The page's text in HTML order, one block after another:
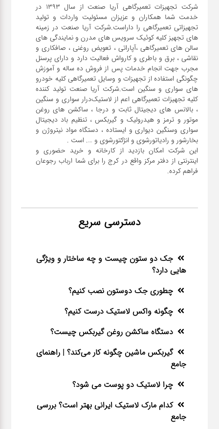
شرکت تجهیزات تعمیرگاهی آریا صنعت از سال ۱۳۹۳ در
خدمت شما همکاران و عزیزان مسئولیت واردات و تولید
تجهیزاتی تعمیرگاهی را داراست.شرکت آریا صنعت در زمینه
های تجهیز کلیه کوئیک سرویس های مدرن و نمایندگی های
سالن های تعمیرگاهی ،آپاراتی ، تعویض روغنی ، صافکاری و
نقاشی ، برق و باطری و کارواش فعالیت دارد و دارای پرسنل
مجرب جهت انجام خدمات پس از فروش ده ساله و آموزش
چگونگی استفاده از تجهیزات و وسایل تعمیرگاهی کلیه خودرو
های سواری و سنگین است.شرکت آریا صنعت تولید کننده
کلیه تجهیزات تعمیرگاهی اعم از لاستیک‌درار سواری و ‌سنگین
، بالانس های دیجیتال ثابت و درجا ، ساکشن های روغن
موتور و ترمز و هیدرولیک و گیربکس ، تنظیم باد دیجیتال
سواری و‌سنگین دیواری و ایستاده ، دستگاه مواد نیتروژن و
این شرکت امکان بازدید از کارخانه و خرید حضوری و
اینترنتی از دفتر مرکز واقع در کرج را برای شما ارباب رجوعان
فراهم کرده.
دسترسی سریع
جک دو ستون چیست و چه ساختار و ویژگی
هایی دارد؟
چطوری جک دوستون نصب کنیم؟
چگونه واکس لاستیک درست کنیم؟
دستگاه ساکشن روغن گیربکس چیست؟
گیربکس ماشین چگونه کار می‌کند؟ | راهنمای
جامع
چرا لاستیک دو پوست می شود؟
کدام مارک لاستیک ایرانی بهتر است؟ بررسی
جامع